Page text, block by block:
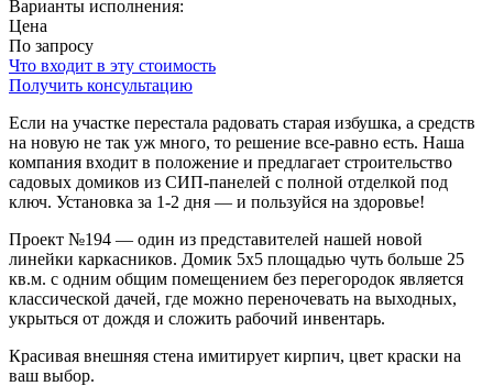
Варианты исполнения:
Цена
По запросу
Что входит в эту стоимость
Получить консультацию
Если на участке перестала радовать старая избушка, а средств
на новую не так уж много, то решение все-равно есть. Наша
компания входит в положение и предлагает строительство
садовых домиков из СИП-панелей с полной отделкой под
ключ. Установка за 1-2 дня — и пользуйся на здоровье!
Проект №194 — один из представителей нашей новой
линейки каркасников. Домик 5х5 площадью чуть больше 25
кв.м. с одним общим помещением без перегородок является
классической дачей, где можно переночевать на выходных,
укрыться от дождя и сложить рабочий инвентарь.
Красивая внешняя стена имитирует кирпич, цвет краски на
ваш выбор.